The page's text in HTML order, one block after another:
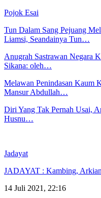
Pojok Esai
Tun Dalam Sang Pejuang
Liamsi, Seandainya Tun…
Anugrah Sastrawan Negara
Sikana: oleh…
Melawan Penindasan Kaum
Mansur Abdullah…
Diri Yang Tak Pernah Usai,
Husnu…
Jadayat
JADAYAT : Kambing,
14 Juli 2021, 22:16